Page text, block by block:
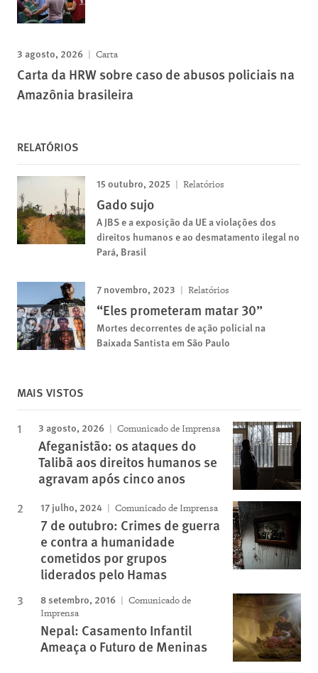
3 agosto, 2026 Carta
Carta da HRW sobre caso de abusos policiais na
Amazônia brasileira
RELATÓRIOS
15 outubro, 2025 Relatórios
Gado sujo
A JBS e a exposição da UE a violações dos
direitos humanos e ao desmatamento ilegal no
Pará, Brasil
7 novembro, 2023 Relatórios
“Eles prometeram matar 30”
Mortes decorrentes de ação policial na
Baixada Santista em São Paulo
MAIS VISTOS
3 agosto, 2026 Comunicado de Imprensa
Afeganistão: os ataques do
Talibã aos direitos humanos se
agravam após cinco anos
17 julho, 2024 Comunicado de Imprensa
7 de outubro: Crimes de guerra
e contra a humanidade
cometidos por grupos
liderados pelo Hamas
8 setembro, 2016
Comunicado de
Imprensa
Nepal: Casamento Infantil
Ameaça o Futuro de Meninas